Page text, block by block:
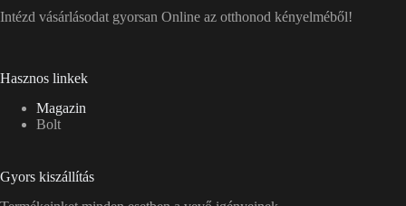
Intézd vásárlásodat gyorsan Online az otthonod kényelméből!
Hasznos linkek
Magazin
Bolt
Gyors kiszállítás